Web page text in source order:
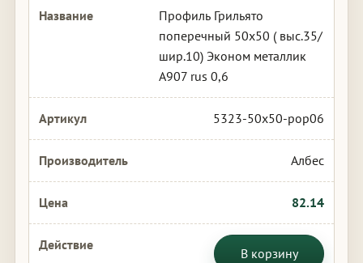
Профиль Грильято
поперечный 50х50 ( выс.35/
шир.10) Эконом металлик
А907 rus 0,6
5323-50x50-pop06
Албес
82.14
В корзину